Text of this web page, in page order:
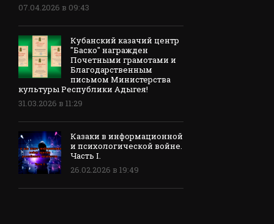
07.04.2026 в 09:43
Кубанский казачий центр
"Баско" награжден
Почетными грамотами и
Благодарственным
письмом Министерства
культуры Республики Адыгея!
31.03.2026 в 11:29
Казаки в информационной
и психологической войне.
Часть I.
26.02.2026 в 19:49